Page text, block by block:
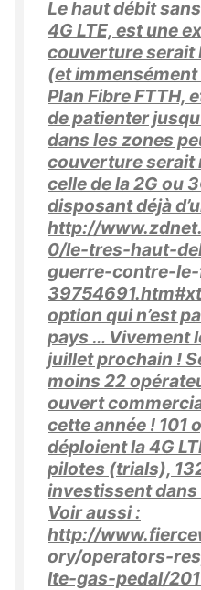
Le haut débit
4G LTE, est une
couverture serait
(et
Plan Fibre FTTH,
de patienter
dans les zones
couverture serait
celle de la 2G ou
disposant déjà
http://
0/le-tres-haut-
guerre-contre-
option qui n’est
pays … Vivement
juillet prochain !
moins 22
ouvert
cette année ! 101
déploient la 4G
pilotes (trials),
investissent dans
Voir aussi :
http://
ory/operators-
lte-gas-pedal/